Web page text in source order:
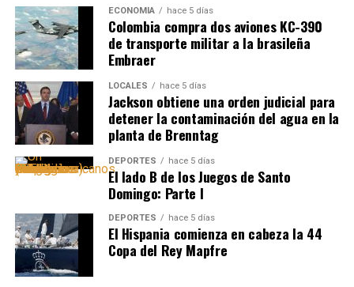
ECONOMÍA hace 5 días
Colombia compra dos aviones KC-390
de transporte militar a la brasileña
Embraer
LOCALES hace 5 días
Jackson obtiene una orden judicial para
detener la contaminación del agua en la
planta de Brenntag
DEPORTES hace 5 días
El lado B de los Juegos de Santo
Domingo: Parte I
DEPORTES hace 5 días
El Hispania comienza en cabeza la 44
Copa del Rey Mapfre